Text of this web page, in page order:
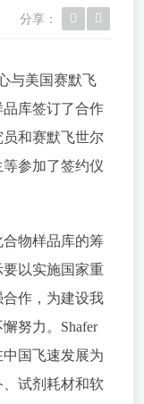
分享：
与美国赛默飞
库签订了合作
和赛默飞世尔
等参加了签约仪
物样品库的筹
以实施国家重
作，为建设我
努力。Shafer
国飞速发展为
试剂耗材和软